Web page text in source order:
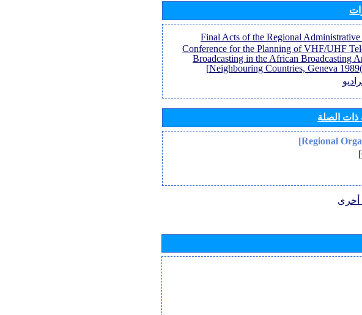
[Final Acts of the Regional
Conference for the Planning of VHF/UHF
Broadcasting in the African Broadcasting
Neighbouring Countries, Geneva
ذات الصلة
أخرى